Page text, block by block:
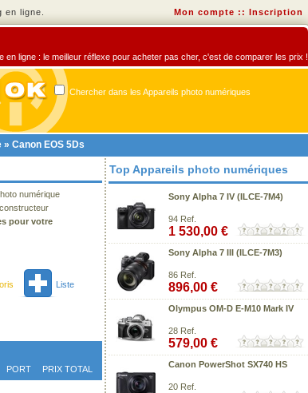
ligne. Mon compte :: Inscription
en ligne : le meilleur réflexe pour acheter pas cher, c'est de comparer les prix !
Chercher dans les Appareils photo numériques
» Canon EOS 5Ds
numérique
pour votre
Liste
PORT PRIX TOTAL
Top Appareils photo numériques
Sony Alpha 7 IV (ILCE-7M4)
94 Ref.
1 530,00 €
Sony Alpha 7 III (ILCE-7M3)
86 Ref.
896,00 €
Olympus OM-D E-M10 Mark IV
28 Ref.
579,00 €
Canon PowerShot SX740 HS
20 Ref.